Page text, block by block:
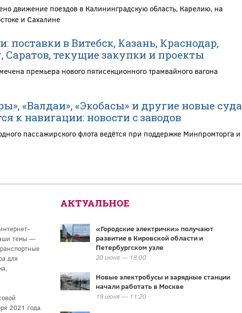
движение поездов в Калининградскую область, Карелию, на
и Сахалине
поставки в Витебск, Казань, Краснодар,
Саратов, текущие закупки и проекты
премьера нового пятисекционного трамвайного вагона
«Валдаи», «Экобасы» и другие новые суда
к навигации: новости с заводов
пассажирского флота ведётся при поддержке Минпромторга и
темы —
для
2021 года.
АКТУАЛЬНОЕ
«Городские электрички» получают
развитие в Кировской области и
Петербургском узле
20 июня — 18:00
Новые электробусы и зарядные станции
начали работать в Москве
19 июня — 11:20